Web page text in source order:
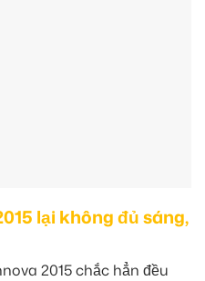
lại không đủ sáng,
2015 chắc hẳn đều